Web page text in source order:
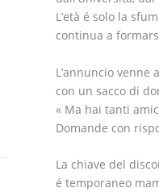
L’età é solo la
continua a
L’annuncio venne
con un sacco di
« Ma hai tanti
Domande con
La chiave del
é temporaneo